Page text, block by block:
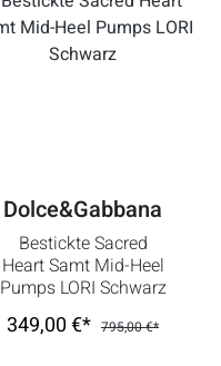
Dolce&Gabbana
Bestickte Sacred
Heart Samt Mid-Heel
Pumps LORI Schwarz
349,00 €* 795,00 €*